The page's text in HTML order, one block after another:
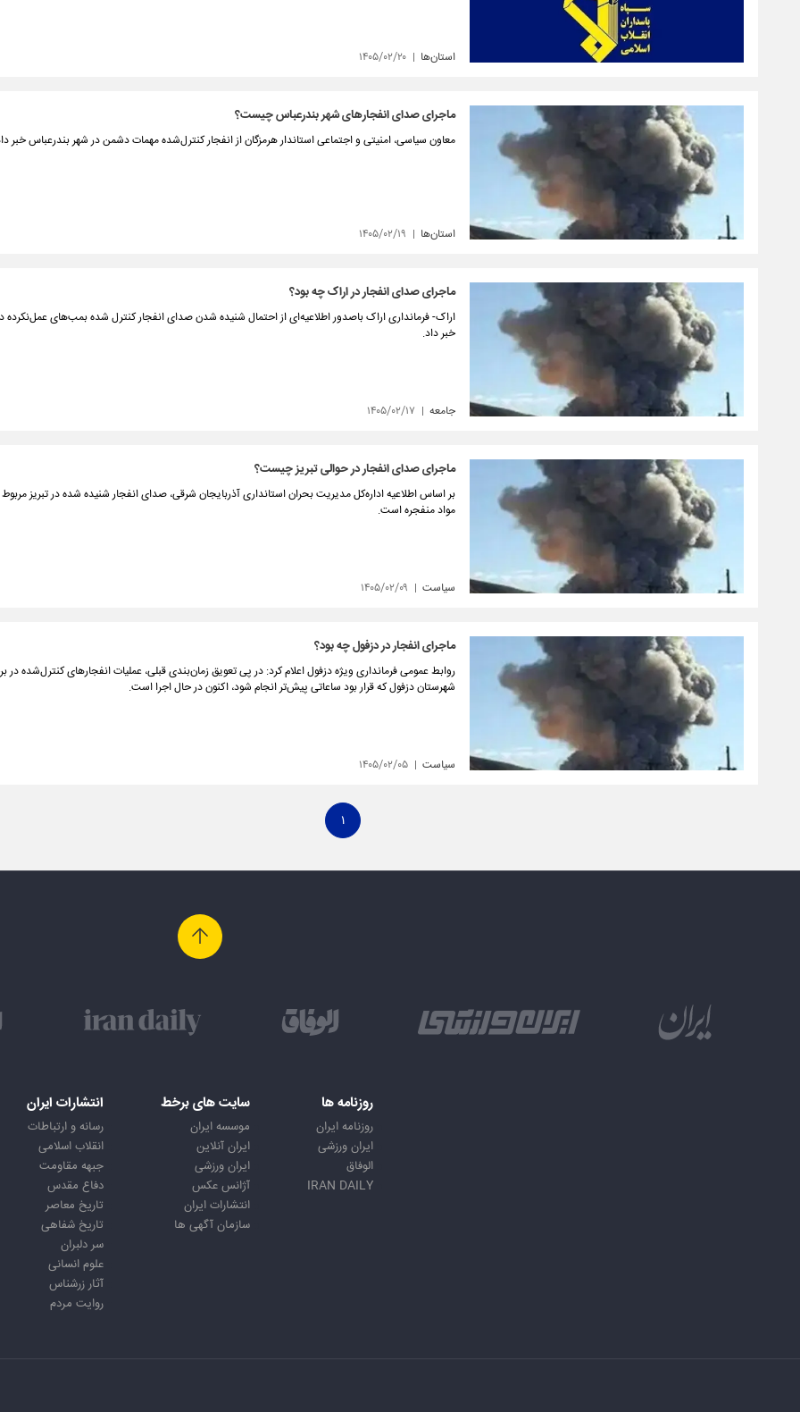
استان‌ها ۱۴۰۵/۰۲/۲۰
ماجرای صدای انفجارهای شهر بندرعباس چیست؟
معاون سیاسی، امنیتی و اجتماعی استاندار هرمزگان از انفجار کنترل‌شده مهمات دشمن در شهر بندرعباس خبر
استان‌ها ۱۴۰۵/۰۲/۱۹
ماجرای صدای انفجار در اراک چه بود؟
اراک- فرمانداری اراک باصدور اطلاعیه‌ای از احتمال شنیده شدن صدای انفجار کنترل شده بمب‌های عمل‌نکرده
خبر داد.
جامعه ۱۴۰۵/۰۲/۱۷
ماجرای صدای انفجار در حوالی تبریز چیست؟
بر اساس اطلاعیه اداره‌کل مدیریت بحران استانداری آذربایجان شرقی، صدای انفجار شنیده شده در تبریز مربوط
مواد منفجره است.
سیاست ۱۴۰۵/۰۲/۰۹
ماجرای انفجار در دزفول چه بود؟
روابط عمومی فرمانداری ویژه دزفول اعلام کرد: در پی تعویق زمان‌بندی قبلی، عملیات انفجارهای کنترل‌شده در
شهرستان دزفول که قرار بود ساعاتی پیش‌تر انجام شود، اکنون در حال اجرا است.
سیاست ۱۴۰۵/۰۲/۰۵
۱
روزنامه ها
روزنامه ایران
ایران ورزشی
الوفاق
IRAN DAILY
سایت های برخط
موسسه ایران
ایران آنلاین
ایران ورزشی
آژانس عکس
انتشارات ایران
سازمان آگهی ها
انتشارات ایران
رسانه و ارتباطات
انقلاب اسلامی
جبهه مقاومت
دفاع مقدس
تاریخ معاصر
تاریخ شفاهی
سر دلبران
علوم انسانی
آثار زرشناس
روایت مردم